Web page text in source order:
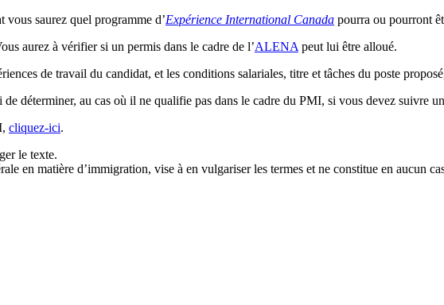
vous saurez quel programme d’Expérience International Canada pourra ou pourront
aurez à vérifier si un permis dans le cadre de l’ALENA peut lui être alloué.
de travail du candidat, et les conditions salariales, titre et tâches du poste
de déterminer, au cas où il ne qualifie pas dans le cadre du PMI, si vous devez suivre
cliquez-ici.
le texte.
en matière d’immigration, vise à en vulgariser les termes et ne constitue en aucun